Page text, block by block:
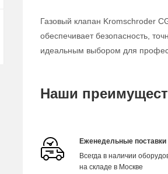
Газовый клапан Kromschroder
обеспечивает безопасность,
идеальным выбором для
Наши
Еженедельные поставки
Всегда в наличии
на складе в Москве